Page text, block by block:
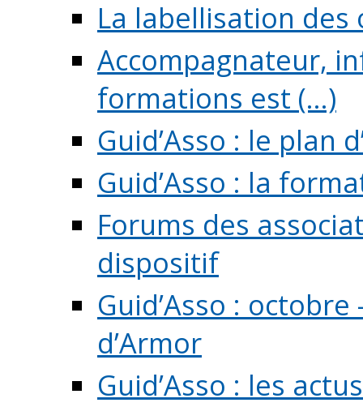
La labellisation
Accompagnateur,
formations est (...)
Guid’Asso : le plan
Guid’Asso : la
Forums des
dispositif
Guid’Asso :
d’Armor
Guid’Asso : les